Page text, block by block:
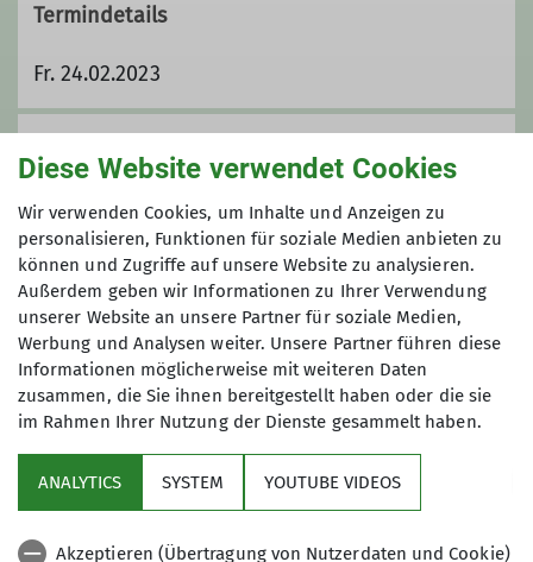
Termindetails
Fr. 24.02.2023
Anmelden ganz einfch per Formular
Maximale Teilnehmeranzahl
14
Sektion
Diese Website verwendet Cookies
Wir verwenden Cookies, um Inhalte und Anzeigen zu
personalisieren, Funktionen für soziale Medien anbieten zu
können und Zugriffe auf unsere Website zu analysieren.
Außerdem geben wir Informationen zu Ihrer Verwendung
unserer Website an unsere Partner für soziale Medien,
Werbung und Analysen weiter. Unsere Partner führen diese
Informationen möglicherweise mit weiteren Daten
zusammen, die Sie ihnen bereitgestellt haben oder die sie
im Rahmen Ihrer Nutzung der Dienste gesammelt haben.
ANALYTICS SYSTEM YOUTUBE VIDEOS
Akzeptieren (Übertragung von Nutzerdaten und Cookie)